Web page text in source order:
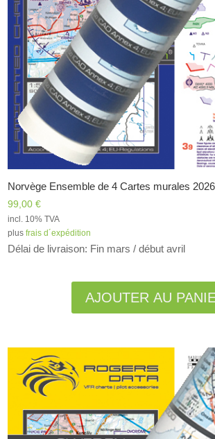
Norvège Ensemble de 4 Cartes murales 2026
99,00€
incl. 10% TVA
plusfrais d´expédition
Délai de livraison: Fin mars / début avril
AJOUTER AU